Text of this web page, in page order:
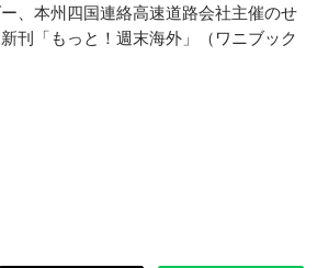
、本州四国連絡高速道路会社主催のせ
刊「もっと！週末海外」（ワニブック